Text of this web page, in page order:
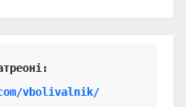
vbolivalnik/